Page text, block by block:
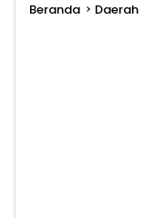
Beranda Daerah